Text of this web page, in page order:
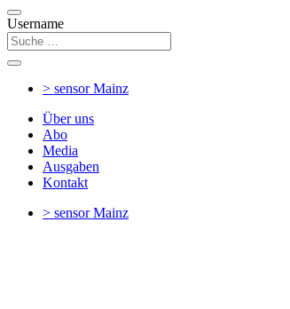
Username
> sensorMainz
Über uns
Abo
Media
Ausgaben
Kontakt
> sensorMainz